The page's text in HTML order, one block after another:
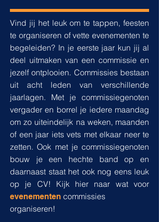
Vind jij het leuk om te tappen, feesten
te organiseren of vette evenementen te
begeleiden? In je eerste jaar kun jij al
deel uitmaken van een commissie en
jezelf ontplooien. Commissies bestaan
uit acht leden van verschillende
jaarlagen. Met je commissiegenoten
vergader en borrel je iedere maandag
om zo uiteindelijk na weken, maanden
of een jaar iets vets met elkaar neer te
zetten. Ook met je commissiegenoten
bouw je een hechte band op en
daarnaast staat het ook nog eens leuk
op je CV! Kijk hier naar wat voor
evenementen commissies
organiseren!